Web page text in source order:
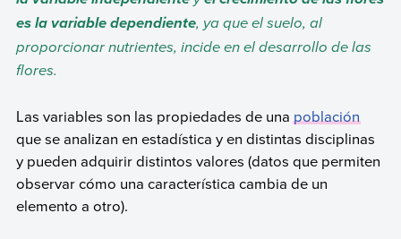
es la variable dependiente, ya que el suelo, al
proporcionar nutrientes, incide en el desarrollo de las
flores.
Las variables son las propiedades de unapoblación
que se analizan en estadística y en distintas disciplinas
y pueden adquirir distintos valores (datos que permiten
observar cómo una característica cambia de un
elemento a otro).